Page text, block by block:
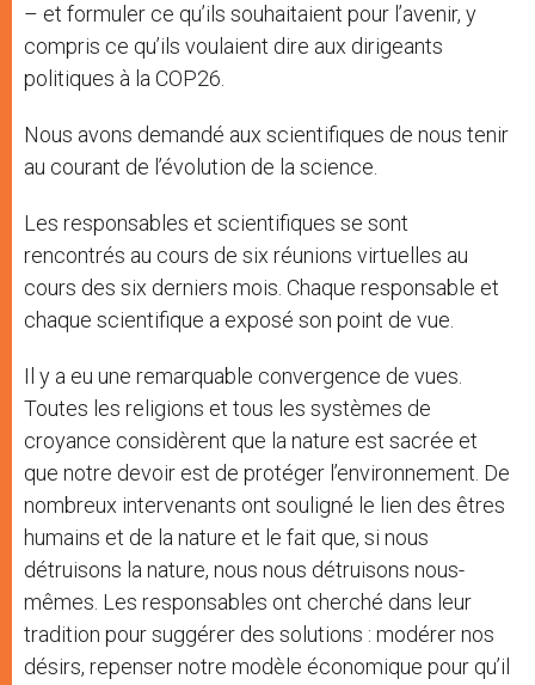
– et formuler ce qu’ils souhaitaient pour l’avenir, y
compris ce qu’ils voulaient dire aux dirigeants
politiques à la COP26.
Nous avons demandé aux scientifiques de nous tenir
au courant de l’évolution de la science.
Les responsables et scientifiques se sont
rencontrés au cours de six réunions virtuelles au
cours des six derniers mois. Chaque responsable et
chaque scientifique a exposé son point de vue.
Il y a eu une remarquable convergence de vues.
Toutes les religions et tous les systèmes de
croyance considèrent que la nature est sacrée et
que notre devoir est de protéger l’environnement. De
nombreux intervenants ont souligné le lien des êtres
humains et de la nature et le fait que, si nous
détruisons la nature, nous nous détruisons nous-
mêmes. Les responsables ont cherché dans leur
tradition pour suggérer des solutions : modérer nos
désirs, repenser notre modèle économique pour qu’il